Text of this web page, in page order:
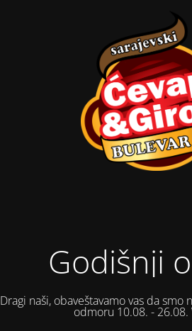
Godišnji
Dragi naši, obaveštavamo vas da
odmoru 10.08. - 26.08.